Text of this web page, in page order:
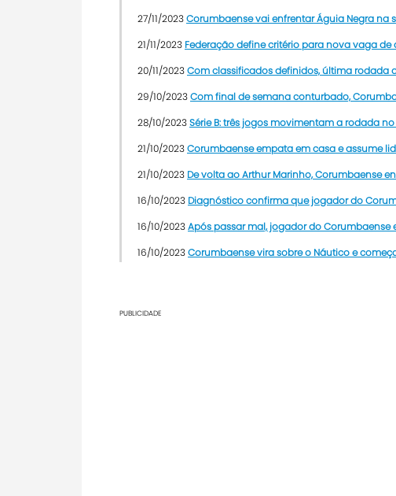
27/11/2023Corumbaense vai enfrentar Águia Negra na
21/11/2023 Federação define critério para nova vaga
20/11/2023Com classificados definidos, última rodada
29/10/2023Com final de semana conturbado,
28/10/2023Série B: três jogos movimentam a rodada
21/10/2023Corumbaense empata em casa e assume
21/10/2023 De volta ao Arthur Marinho, Corumbaense
16/10/2023 Diagnóstico confirma que jogador do
16/10/2023Após passar mal, jogador do
16/10/2023Corumbaense vira sobre o Náutico e
PUBLICIDADE